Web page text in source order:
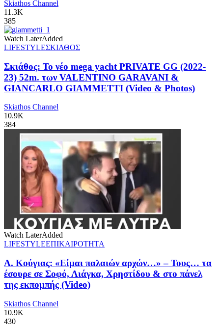
Skiathos Channel
11.3K
385
Watch LaterAdded
LIFESTYLEΣΚΙΑΘΟΣ
Σκιάθος: Το νέο mega yacht PRIVATE GG (2022-
23) 52m. των VALENTINO GARAVANI &
GIANCARLO GIAMMETTI (Video & Photos)
Skiathos Channel
10.9K
384
Watch LaterAdded
LIFESTYLEΕΠΙΚΑΙΡΟΤΗΤΑ
Α. Κούγιας: «Είμαι παλαιών αρχών…» – Τους… τα
έσουρε σε Σοφό, Λιάγκα, Χρηστίδου & στο πάνελ
της εκπομπής (Video)
Skiathos Channel
10.9K
430